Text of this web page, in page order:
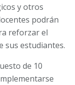
y otros
podrán
reforzar el
sus estudiantes.
de 10